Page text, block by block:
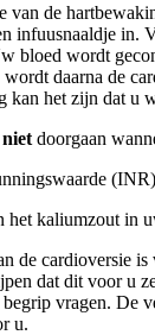
van de
infuusnaaldje in.
bloed wordt
daarna de
kan het zijn dat u
niet doorgaan
het kaliumzout in
de cardioversie
dat dit voor u
vragen. De
u.